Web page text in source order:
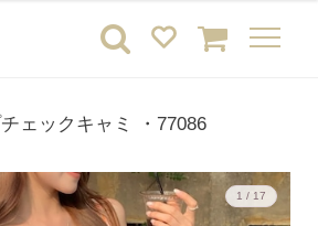
ェックキャミ ・77086
1 / 17